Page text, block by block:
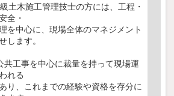
土木施工管理技士の方には、工程・
全・
を中心に、現場全体のマネジメント
します。
共工事を中心に裁量を持って現場運
れる
り、これまでの経験や資格を存分に